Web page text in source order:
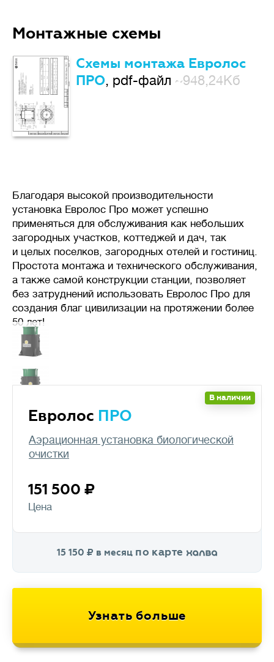
Монтажные схемы
Схемы монтажа Евролос
ПРО, pdf-файл ~948,24Кб
Благодаря высокой производительности
установка Евролос Про может успешно
применяться для обслуживания как небольших
загородных участков, коттеджей и дач, так
и целых поселков, загородных отелей и гостиниц.
Простота монтажа и технического обслуживания,
а также самой конструкции станции, позволяет
без затруднений использовать Евролос Про для
создания благ цивилизации на протяжении более
50 лет!
В наличии
Евролос ПРО
Аэрационная установка биологической
очистки
151 500
Цена
15 150 в месяц по карте